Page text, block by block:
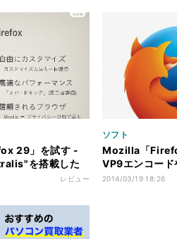
29」を試す -
を搭載した
レビュー
ソフト
Mozilla「
VP9エンコー
センターに対応
2014/03/19 18:26